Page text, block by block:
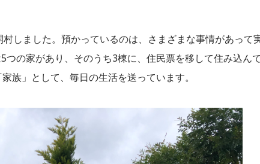
しました。預かっているのは、さまざまな事情があって
の家があり、そのうち3棟に、住民票を移して住み込ん
族」として、毎日の生活を送っています。